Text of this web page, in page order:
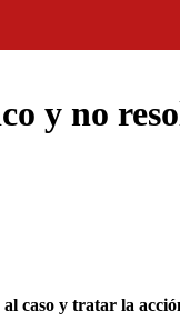
y no